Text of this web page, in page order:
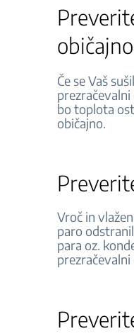
običajno
Če se Vaš
bo toplota
običajno.
Vroč in
paro
para oz.